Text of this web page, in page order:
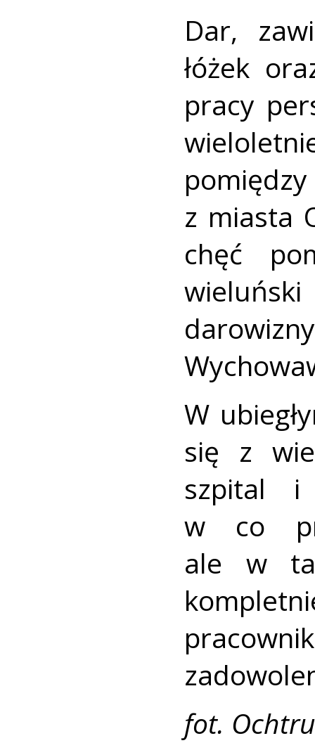
Dar,
łóżek
pracy
z miasta
chęć
W
się z
szpital i
w co
ale w
fot.